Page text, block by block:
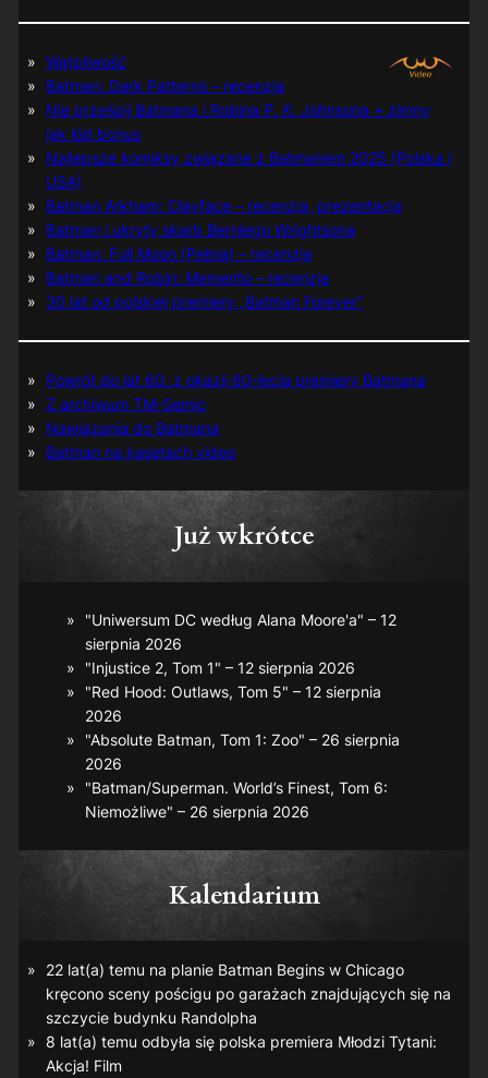
Wątpliwość
Batman: Dark Patterns – recenzja
Nie prześpij Batmana i Robina P. K. Johnsona + zimny
jak lód bonus
Najlepsze komiksy związane z Batmanem 2025 (Polska i
USA)
Batman Arkham: Clayface – recenzja, prezentacja
Batman i ukryty skarb Berniego Wrightsona
Batman: Full Moon (Pełnia) – recenzja
Batman and Robin: Memento – recenzja
30 lat od polskiej premiery „Batman Forever”
Powrót do lat 60. z okazji 60-lecia premiery Batmana
Z archiwum TM-Semic
Nawiązania do Batmana
Batman na kasetach video
Już wkrótce
"Uniwersum DC według Alana Moore'a" – 12
sierpnia 2026
"Injustice 2, Tom 1" – 12 sierpnia 2026
"Red Hood: Outlaws, Tom 5" – 12 sierpnia
2026
"Absolute Batman, Tom 1: Zoo" – 26 sierpnia
2026
"Batman/Superman. World’s Finest, Tom 6:
Niemożliwe" – 26 sierpnia 2026
Kalendarium
22 lat(a) temu na planie Batman Beginsw Chicago
kręcono sceny pościgu po garażach znajdujących się na
szczycie budynku Randolpha
8 lat(a) temu odbyła się polska premiera Młodzi Tytani:
Akcja! Film